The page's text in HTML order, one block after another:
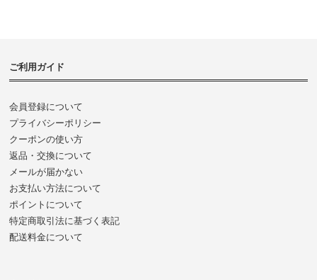
ご利用ガイド
会員登録について
プライバシーポリシー
クーポンの使い方
返品・交換について
メールが届かない
お支払い方法について
ポイントについて
特定商取引法に基づく表記
配送料金について